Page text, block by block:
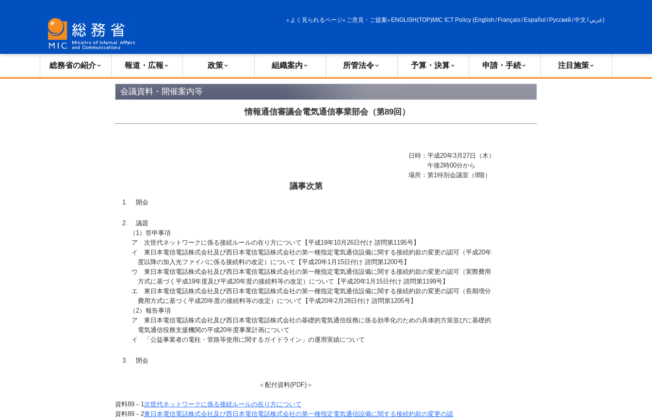
よく見られるページ ご意見・ご提案 ENGLISH(TOP)MIC ICT Policy (English / Français/ Español / Русский /中文 /عربي)
総務省の紹介 報道・広報 政策 組織案内 所管法令 予算・決算 申請・手続 注目施策
会議資料・開催案内等
情報通信審議会電気通信事業部会（第89回）
日時 ： 平成20年3月 27 日（木）
午後2時00分から
場所 ： 第1特別会議室（8階）
議事次第
開会
議題
（1）答申事項
ア 次世代ネットワークに係る接続ルールの在り方について【平成19年10月 26 日付け 諮問第1195号】
イ
東日本電信電話株式会社及び西日本電信電話株式会社の第一種指定電気通信設備に関する接続約款の変更の認可（平成20年
度以降の加入光ファイバに係る接続料の改定）について【平成20年1月 15 日付け 諮問第1200号】
ウ
東日本電信電話株式会社及び西日本電信電話株式会社の第一種指定電気通信設備に関する接続約款の変更の認可（実際費用
方式に基づく平成19年度及び平成20年度の接続料等の改定）について【平成20年1月 15 日付け 諮問第1199号】
エ 東日本電信電話株式会社及び西日本電信電話株式会社の第一種指定電気通信設備に関する接続約款の変更の認可（長期増分
費用方式に基づく平成20年度の接続料等の改定）について【平成20年2月 28 日付け 諮問第1205号】
（2）報告事項
ア 東日本電信電話株式会社及び西日本電信電話株式会社の基礎的電気通信役務に係る効率化のための具体的方策並びに基礎的
電気通信役務支援機関の平成20年度事業計画について
イ
「公益事業者の電柱・管路等使用に関するガイドライン」の運用実績について
閉会
＜配付資料(PDF)＞
資料89 －1次世代ネットワークに係る接続ルールの在り方について
資料89 －2東日本電信電話株式会社及び西日本電信電話株式会社の第一種指定電気通信設備に関する接続約款の変更の認